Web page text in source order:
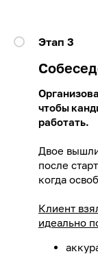
Этап 3
чтобы
работать.
Двое
после
когда
Клиент
идеально